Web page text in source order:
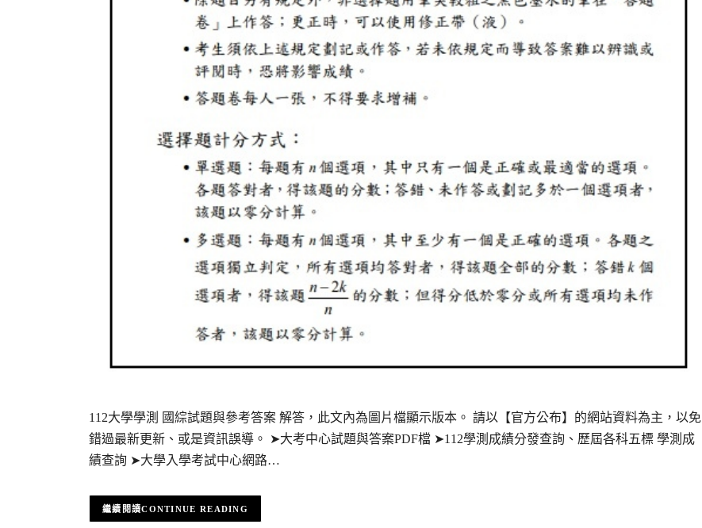
112大學學測 國綜試題與參考答案 解答，此文內為圖片檔顯示版本。 請以【官方公布】的網站資料為主，以免
錯過最新更新、或是資訊誤導。 ➤大考中心試題與答案PDF檔 ➤112學測成績分發查詢、歷屆各科五標 學測成
績查詢 ➤大學入學考試中心網路…
CONTINUE READING